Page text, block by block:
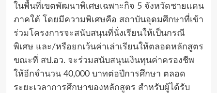
ในพื้นที่เขตพัฒนาพิเศษเฉพาะกิจ 5 จังหวัดชายแดน
ภาคใต้
โดยมีความพิเศษคือ สถาบันอุดมศึกษาที่เข้า
ร่วมโครงการจะสนับสนุนที่นั่งเรียนให้เป็นกรณี
พิเศษ และ/หรือยกเว้นค่าเล่าเรียนให้ตลอดหลักสูตร
ขณะที่ สป.อว. จะร่วมสนับสนุนเงินทุนค่าครองชีพ
ให้อีกจำนวน 40,000 บาทต่อปีการศึกษา ตลอด
ระยะเวลาการศึกษาของหลักสูตร สำหรับผู้ได้รับ